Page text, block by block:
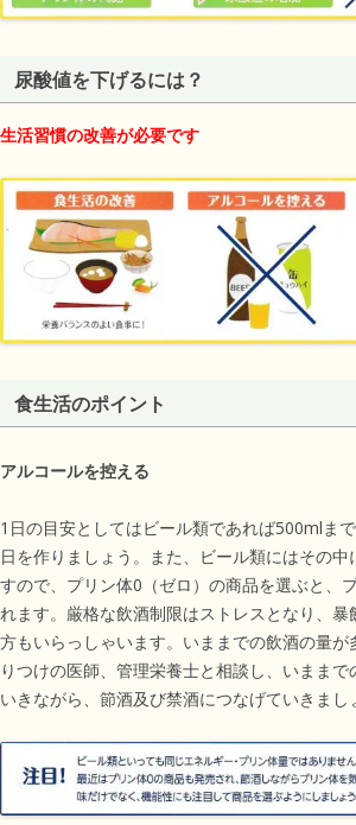
尿酸値を下げるには？
生活習慣の改善が必要です
食生活のポイント
アルコールを控える
1日の目安としてはビール類であれば500mlま
日を作りましょう。また、ビール類にはその中
すので、プリン体0（ゼロ）の商品を選ぶと、
れます。厳格な飲酒制限はストレスとなり、暴
方もいらっしゃいます。いままでの飲酒の量
りつけの医師、管理栄養士と相談し、いまま
いきながら、節酒及び禁酒につなげていきまし